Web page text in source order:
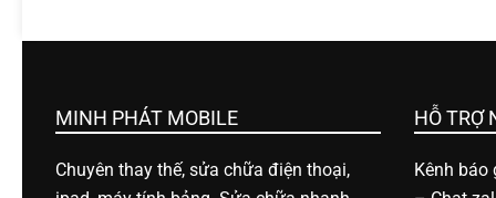
t
h
o
MINH PHÁT MOBILE
Chuyên thay thế, sửa chữa điện thoại,
HỖ TRỢ
Kênh báo